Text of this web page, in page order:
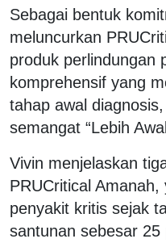
Sebagai bentuk
meluncurkan
produk perlindungan
komprehensif yang
tahap awal
semangat “Lebih
Vivin menjelaskan
PRUCritical
penyakit kritis sejak
santunan sebesar